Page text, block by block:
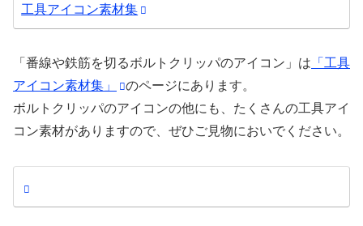
工具アイコン素材集
「番線や鉄筋を切るボルトクリッパのアイコン」は 「工具
アイコン素材集」
のページにあります。
ボルトクリッパのアイコンの他にも、たくさんの工具アイ
コン素材がありますので、ぜひご見物においでください。